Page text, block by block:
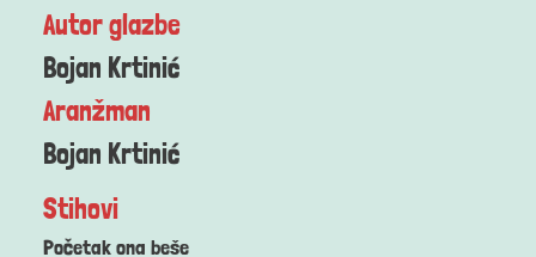
Autor glazbe
Bojan Krtinić
Aranžman
Bojan Krtinić
Stihovi
Početak ona beše